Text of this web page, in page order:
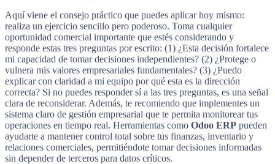
Aquí viene el consejo práctico que puedes aplicar hoy mismo:
realiza un ejercicio sencillo pero poderoso. Toma cualquier
oportunidad comercial importante que estés considerando y
responde estas tres preguntas por escrito: (1) ¿Esta decisión fortalece
mi capacidad de tomar decisiones independientes? (2) ¿Protege o
vulnera mis valores empresariales fundamentales? (3) ¿Puedo
explicar con claridad a mi equipo por qué esta es la dirección
correcta? Si no puedes responder sí a las tres preguntas, es una señal
clara de reconsiderar. Además, te recomiendo que implementes un
sistema claro de gestión empresarial que te permita monitorear tus
operaciones en tiempo real. Herramientas como Odoo ERP pueden
ayudarte a mantener control total sobre tus finanzas, inventario y
relaciones comerciales, permitiéndote tomar decisiones informadas
sin depender de terceros para datos críticos.